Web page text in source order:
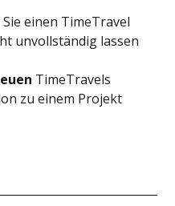
einen TimeTravel
unvollständig lassen
TimeTravels
zu einem Projekt